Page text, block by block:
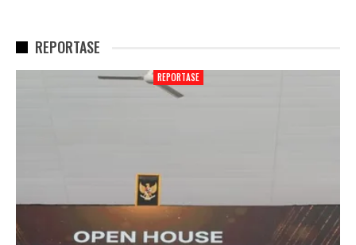
REPORTASE
REPORTASE